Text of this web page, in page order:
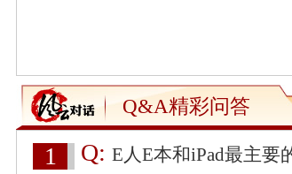
Q&A精彩问答
1 Q: E人E本和iPad最主要